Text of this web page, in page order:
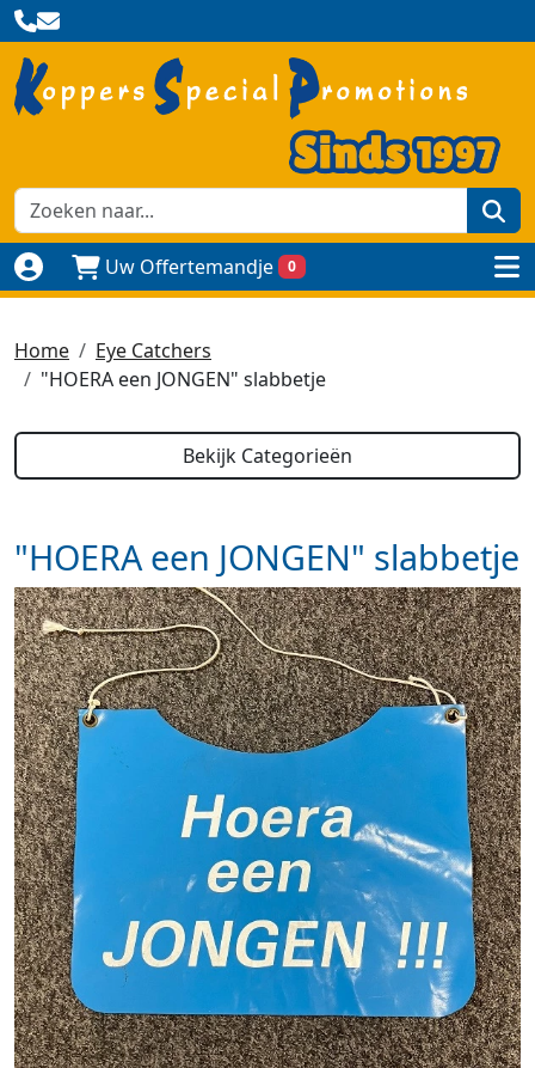
Naar login paginaUw Offertemandje 0
Home
Eye Catchers
"HOERA een JONGEN" slabbetje
Bekijk Categorieën
"HOERA een JONGEN" slabbetje